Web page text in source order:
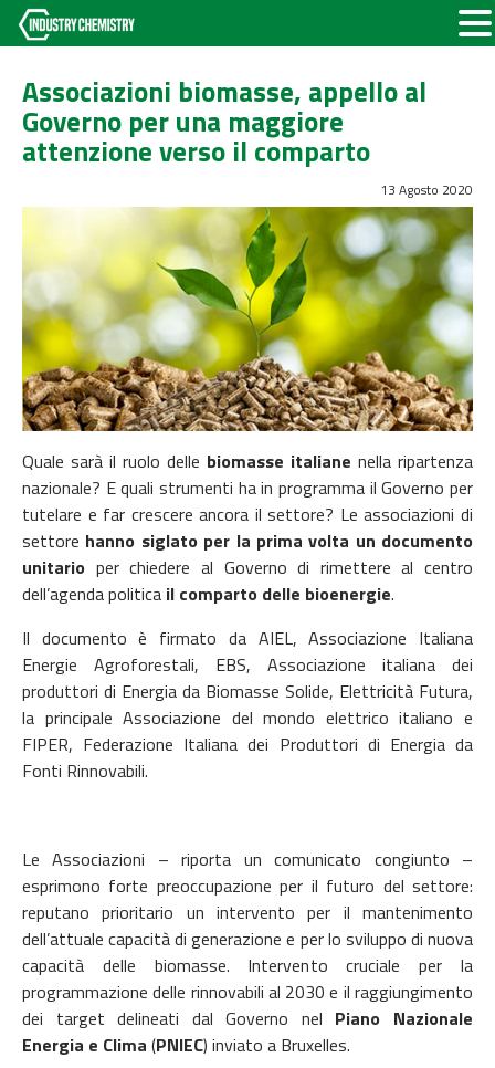
Associazioni biomasse, appello al
Governo per una maggiore
attenzione verso il comparto
13 Agosto 2020
Quale sarà il ruolo delle biomasse italiane nella ripartenza
nazionale? E quali strumenti ha in programma il Governo per
tutelare e far crescere ancora il settore? Le associazioni di
settore hanno siglato per la prima volta un documento
unitario per chiedere al Governo di rimettere al centro
dell’agenda politica il comparto delle bioenergie.
Il documento è firmato da AIEL, Associazione Italiana
Energie Agroforestali, EBS, Associazione italiana dei
produttori di Energia da Biomasse Solide, Elettricità Futura,
la principale Associazione del mondo elettrico italiano e
FIPER, Federazione Italiana dei Produttori di Energia da
Fonti Rinnovabili.
Le Associazioni – riporta un comunicato congiunto –
esprimono forte preoccupazione per il futuro del settore:
reputano prioritario un intervento per il mantenimento
dell’attuale capacità di generazione e per lo sviluppo di nuova
capacità delle biomasse. Intervento cruciale per la
programmazione delle rinnovabili al 2030 e il raggiungimento
dei target delineati dal Governo nel Piano Nazionale
Energia e Clima (PNIEC) inviato a Bruxelles.